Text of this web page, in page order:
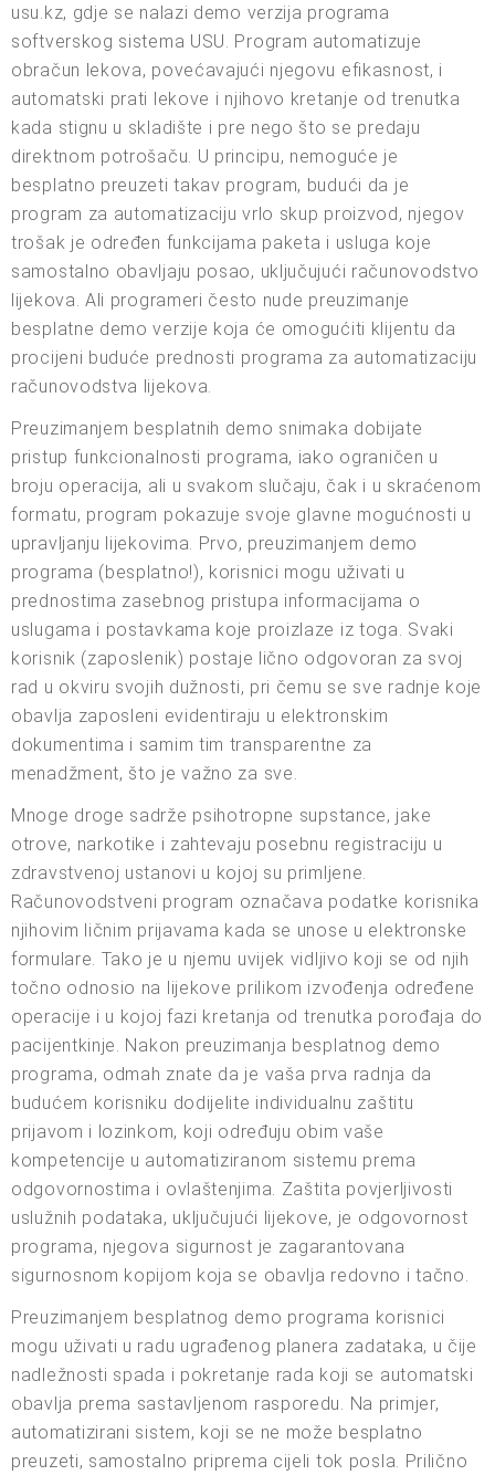
usu.kz, gdje se nalazi demo verzija programa
softverskog sistema USU. Program automatizuje
obračun lekova, povećavajući njegovu efikasnost, i
automatski prati lekove i njihovo kretanje od trenutka
kada stignu u skladište i pre nego što se predaju
direktnom potrošaču. U principu, nemoguće je
besplatno preuzeti takav program, budući da je
program za automatizaciju vrlo skup proizvod, njegov
trošak je određen funkcijama paketa i usluga koje
samostalno obavljaju posao, uključujući računovodstvo
lijekova. Ali programeri često nude preuzimanje
besplatne demo verzije koja će omogućiti klijentu da
procijeni buduće prednosti programa za automatizaciju
računovodstva lijekova.
Preuzimanjem besplatnih demo snimaka dobijate
pristup funkcionalnosti programa, iako ograničen u
broju operacija, ali u svakom slučaju, čak i u skraćenom
formatu, program pokazuje svoje glavne mogućnosti u
upravljanju lijekovima. Prvo, preuzimanjem demo
programa (besplatno!), korisnici mogu uživati u
prednostima zasebnog pristupa informacijama o
uslugama i postavkama koje proizlaze iz toga. Svaki
korisnik (zaposlenik) postaje lično odgovoran za svoj
rad u okviru svojih dužnosti, pri čemu se sve radnje koje
obavlja zaposleni evidentiraju u elektronskim
dokumentima i samim tim transparentne za
menadžment, što je važno za sve.
Mnoge droge sadrže psihotropne supstance, jake
otrove, narkotike i zahtevaju posebnu registraciju u
zdravstvenoj ustanovi u kojoj su primljene.
Računovodstveni program označava podatke korisnika
njihovim ličnim prijavama kada se unose u elektronske
formulare. Tako je u njemu uvijek vidljivo koji se od njih
točno odnosio na lijekove prilikom izvođenja određene
operacije i u kojoj fazi kretanja od trenutka porođaja do
pacijentkinje. Nakon preuzimanja besplatnog demo
programa, odmah znate da je vaša prva radnja da
budućem korisniku dodijelite individualnu zaštitu
prijavom i lozinkom, koji određuju obim vaše
kompetencije u automatiziranom sistemu prema
odgovornostima i ovlaštenjima. Zaštita povjerljivosti
uslužnih podataka, uključujući lijekove, je odgovornost
programa, njegova sigurnost je zagarantovana
sigurnosnom kopijom koja se obavlja redovno i tačno.
Preuzimanjem besplatnog demo programa korisnici
mogu uživati u radu ugrađenog planera zadataka, u čije
nadležnosti spada i pokretanje rada koji se automatski
obavlja prema sastavljenom rasporedu. Na primjer,
automatizirani sistem, koji se ne može besplatno
preuzeti, samostalno priprema cijeli tok posla. Prilično